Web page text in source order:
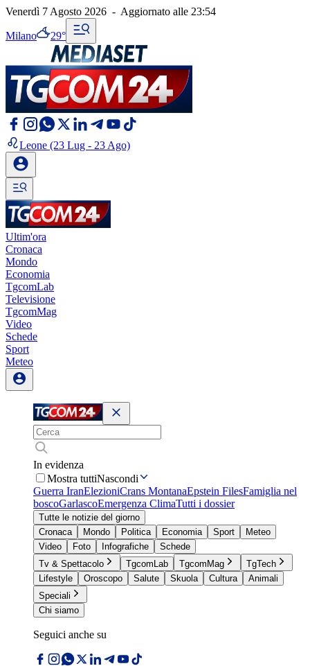
Venerdì 7 Agosto 2026 - Aggiornato alle 23:54
Milano 29°
Leone (23 Lug - 23 Ago)
Ultim'ora
Cronaca
Mondo
Economia
TgcomLab
Televisione
TgcomMag
Video
Schede
Sport
Meteo
In evidenza
Mostra tuttiNascondi
Guerra IranElezioniCrans MontanaEpstein FilesFamiglia nel
boscoGarlascoEmergenza ClimaTutti i dossier
Tutte le notizie del giorno
Cronaca
Mondo Politica Economia Sport
Meteo
Video
Foto Infografiche
Schede
Tv & Spettacolo
TgcomLab TgcomMag
TgTech
Lifestyle
Oroscopo Salute Skuola Cultura
Animali
Speciali
Chi siamo
Seguici anche su